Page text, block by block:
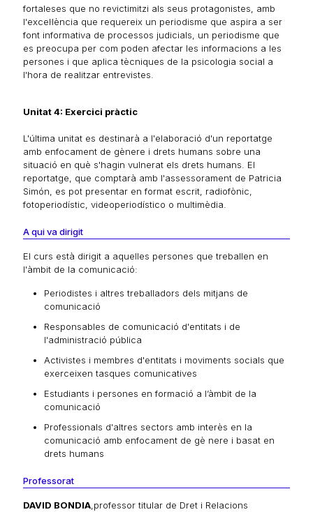
fortaleses que no revictimitzi als seus protagonistes, amb
l'excel·lència que requereix un periodisme que aspira a ser
font informativa de processos judicials, un periodisme que
es preocupa per com poden afectar les informacions a les
persones i que aplica tècniques de la psicologia social a
l'hora de realitzar entrevistes.
Unitat 4: Exercici pràctic
L'última unitat es destinarà a l'elaboració d'un reportatge
amb enfocament de gènere i drets humans sobre una
situació en què s'hagin vulnerat els drets humans. El
reportatge, que comptarà amb l'assessorament de Patricia
Simón, es pot presentar en format escrit, radiofònic,
fotoperiodístic, videoperiodístico o multimèdia.
A qui va dirigit
El curs està dirigit a aquelles persones que treballen en
l'àmbit de la comunicació:
Periodistes i altres treballadors dels mitjans de
comunicació
Responsables de comunicació d'entitats i de
l'administració pública
Activistes i membres d'entitats i moviments socials que
exerceixen tasques comunicatives
Estudiants i persones en formació a l’àmbit de la
comunicació
Professionals d'altres sectors amb interès en la
comunicació amb enfocament de gè nere i basat en
drets humans
Professorat
DAVID BONDIA ,professor titular de Dret i Relacions